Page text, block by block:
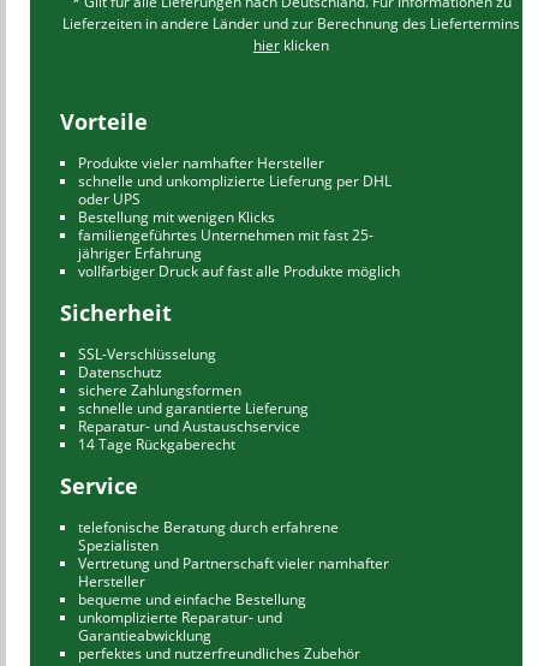
Lieferzeiten in andere Länder und zur Berechnung des Liefertermins
hier klicken
Vorteile
Produkte vieler namhafter Hersteller
schnelle und unkomplizierte Lieferung per DHL
oder UPS
Bestellung mit wenigen Klicks
familiengeführtes Unternehmen mit fast 25-
jähriger Erfahrung
vollfarbiger Druck auf fast alle Produkte möglich
Sicherheit
SSL-Verschlüsselung
Datenschutz
sichere Zahlungsformen
schnelle und garantierte Lieferung
Reparatur- und Austauschservice
14 Tage Rückgaberecht
Service
telefonische Beratung durch erfahrene
Spezialisten
Vertretung und Partnerschaft vieler namhafter
Hersteller
bequeme und einfache Bestellung
unkomplizierte Reparatur- und
Garantieabwicklung
perfektes und nutzerfreundliches Zubehör